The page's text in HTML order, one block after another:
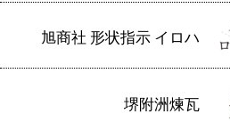
旭商社 形状指示 イロハ
堺附洲煉瓦